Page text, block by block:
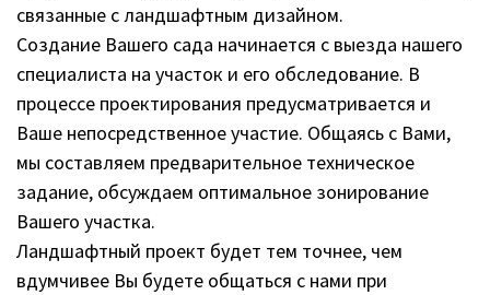
связанные с ландшафтным дизайном.
Создание Вашего сада начинается с выезда нашего
специалиста на участок и его обследование. В
процессе проектирования предусматривается и
Ваше непосредственное участие. Общаясь с Вами,
мы составляем предварительное техническое
задание, обсуждаем оптимальное зонирование
Вашего участка.
Ландшафтный проект будет тем точнее, чем
вдумчивее Вы будете общаться с нами при